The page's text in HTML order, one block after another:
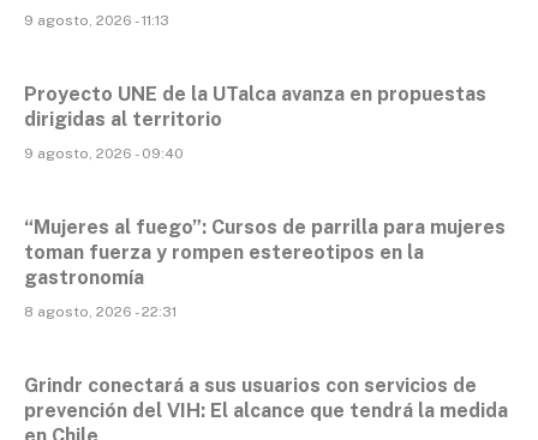
9 agosto, 2026 - 11:13
Proyecto UNE de la UTalca avanza en propuestas
dirigidas al territorio
9 agosto, 2026 - 09:40
“Mujeres al fuego”: Cursos de parrilla para mujeres
toman fuerza y rompen estereotipos en la
gastronomía
8 agosto, 2026 - 22:31
Grindr conectará a sus usuarios con servicios de
prevención del VIH: El alcance que tendrá la medida